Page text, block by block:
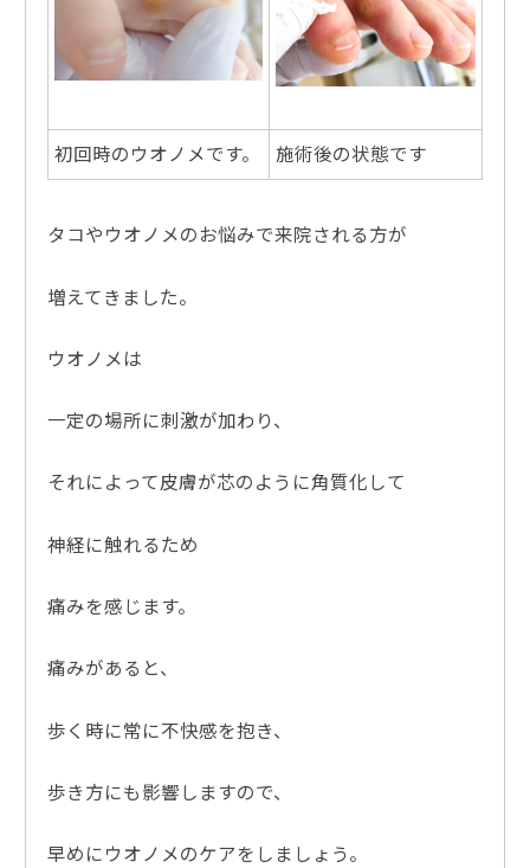
初回時のウオノメです。 施術後の状態です
タコやウオノメのお悩みで来院される方が
増えてきました。
ウオノメは
一定の場所に刺激が加わり、
それによって皮膚が芯のように角質化して
神経に触れるため
痛みを感じます。
痛みがあると、
歩く時に常に不快感を抱き、
歩き方にも影響しますので、
早めにウオノメのケアをしましょう。